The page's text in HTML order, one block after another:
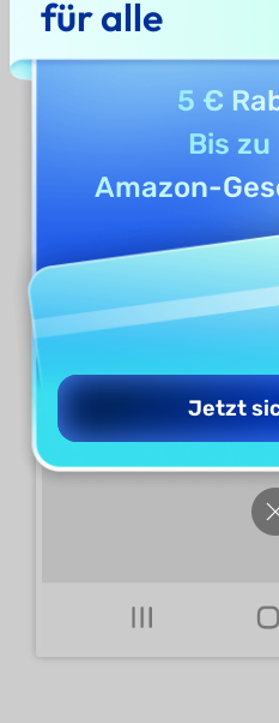
für alle
5 €
Bis
Amazon-
Jetzt